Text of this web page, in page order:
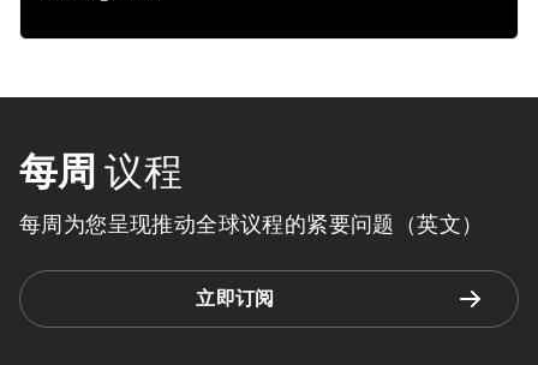
每周 议程
每周为您呈现推动全球议程的紧要问题（英文）
立即订阅